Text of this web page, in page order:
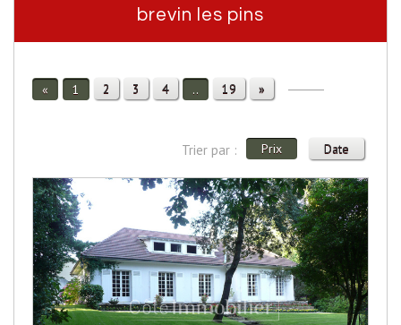
brevin les pins
« 1 2 3 4 .. 19 »
Trier par : Prix Date